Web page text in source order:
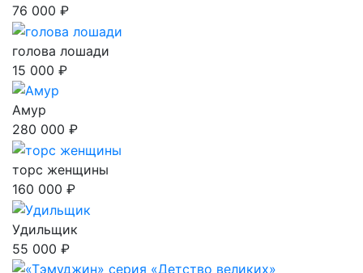
76 000 ₽
голова лошади
15 000 ₽
Амур
280 000 ₽
торс женщины
160 000 ₽
Удильщик
55 000 ₽